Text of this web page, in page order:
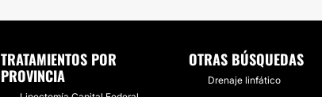
TRATAMIENTOS POR
PROVINCIA
OTRAS BÚSQUEDAS
Drenaje linfático